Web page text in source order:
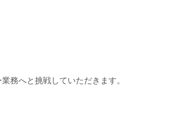
務へと挑戦していただきます。